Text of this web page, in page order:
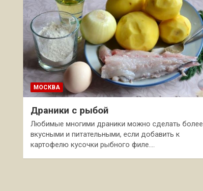
МОСКВА
Драники с рыбой
Любимые многими драники можно сделать более
вкусными и питательными, если добавить к
картофелю кусочки рыбного филе.…